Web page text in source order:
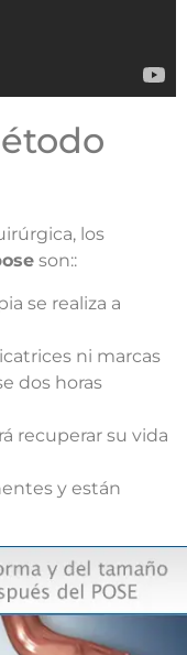
los
son::
se realiza a
ni marcas
dos horas
recuperar su vida
y están